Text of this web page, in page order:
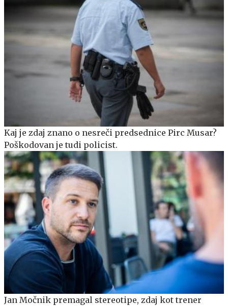
Kaj je zdaj znano o nesreči predsednice Pirc Musar?
Poškodovan je tudi policist.
Jan Močnik premagal stereotipe, zdaj kot trener